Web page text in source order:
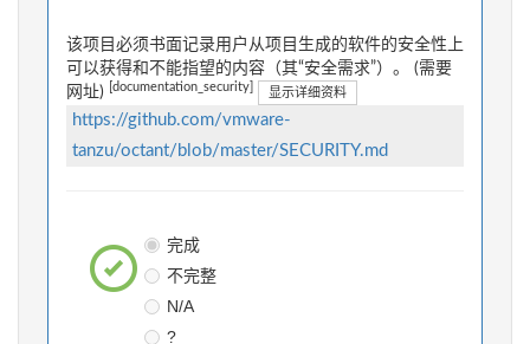
该项目必须书面记录用户从项目生成的软件的安全性上
可以获得和不能指望的内容（其“安全需求”）。 (需要
网址)
[documentation_security] 显示详细资料
https://github.com/vmware-
tanzu/octant/blob/master/SECURITY.md
完成
不完整
N/A
?